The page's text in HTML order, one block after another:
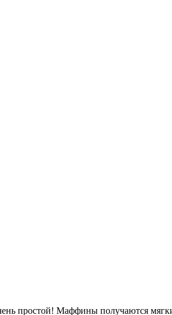
простой! Маффины получаются